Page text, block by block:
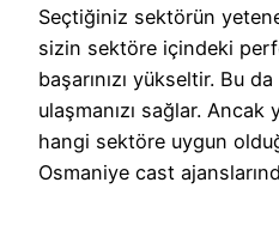
Seçtiğiniz sektörün
sizin sektöre içindeki
başarınızı yükseltir. Bu
ulaşmanızı sağlar.
hangi sektöre uygun
Osmaniye cast